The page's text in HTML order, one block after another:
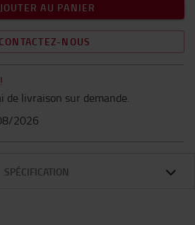
AU PANIER
CONTACTEZ-NOUS
de livraison sur demande.
2026
SPÉCIFICATION